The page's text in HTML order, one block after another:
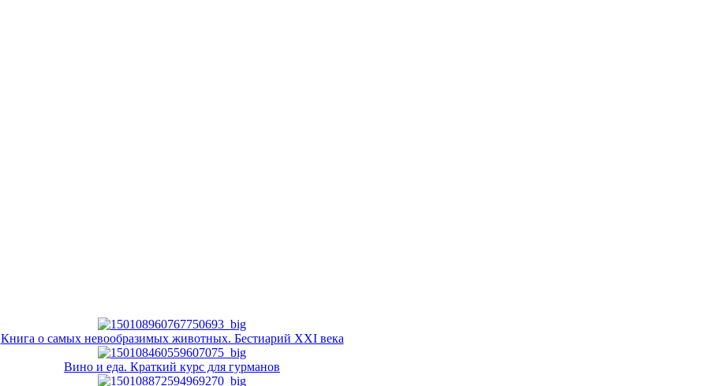
Книга о самых невообразимых животных. Бестиарий XXI века
Вино и еда. Краткий курс для гурманов